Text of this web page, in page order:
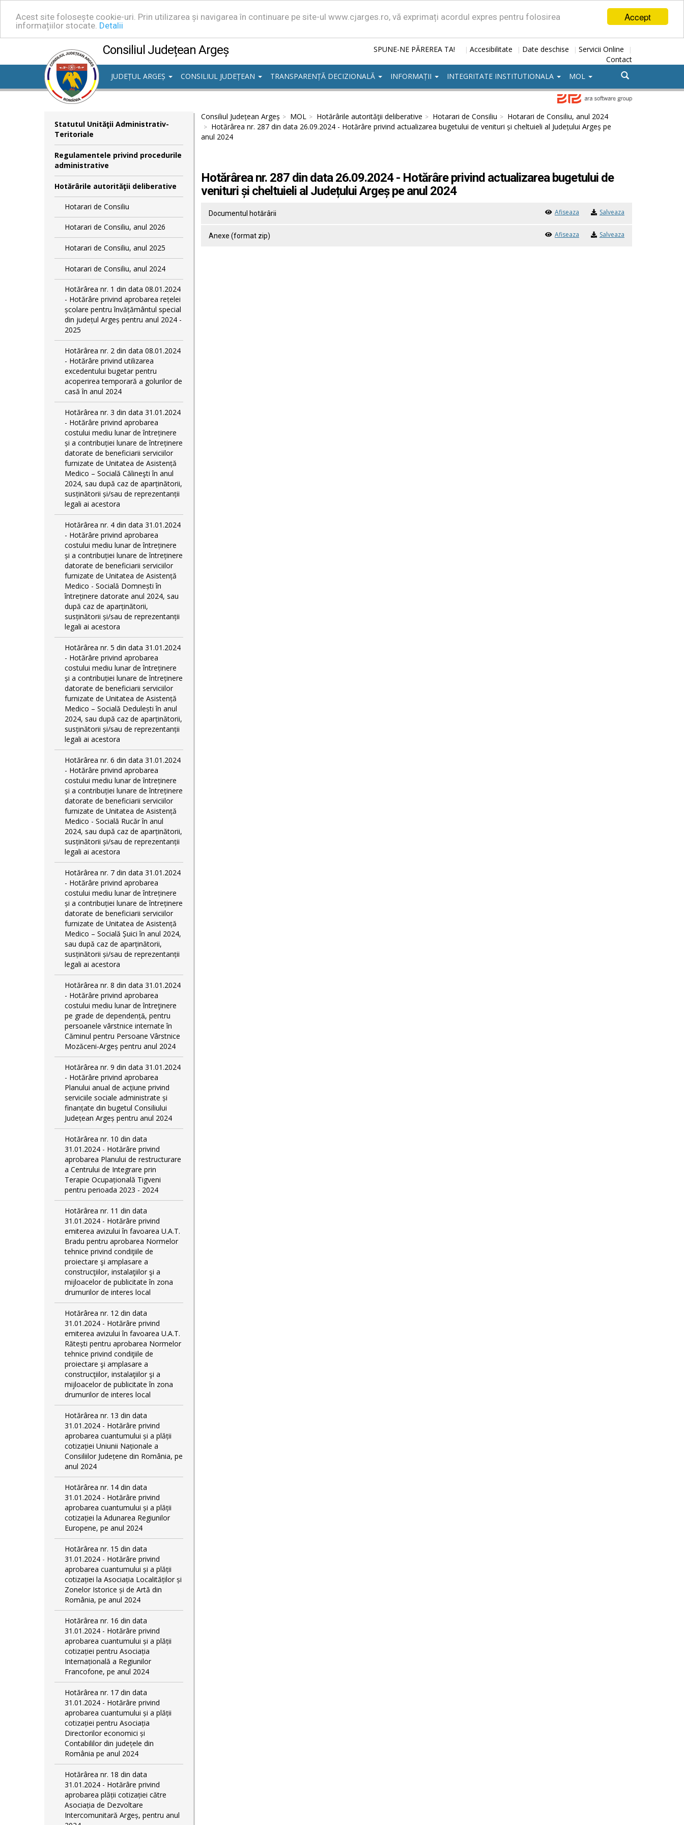
Accept
Acest site folosește cookie-uri. Prin utilizarea și navigarea în continuare pe site-ul www.cjarges.ro, vă exprimați acordul expres pentru folosirea
informațiilor stocate. Detalii
Consiliul Județean Argeș SPUNE-NE PĂREREA TA! | Accesibilitate | Date deschise | Servicii Online |
Contact
JUDEȚUL ARGEȘ
CONSILIUL JUDEȚEAN TRANSPARENȚĂ DECIZIONALĂ INFORMAȚII INTEGRITATE INSTITUTIONALA MOL
Statutul Unităţii Administrativ-
Teritoriale
Regulamentele privind procedurile
administrative
Hotărârile autorităţii deliberative
Hotarari de Consiliu
Hotarari de Consiliu, anul 2026
Hotarari de Consiliu, anul 2025
Hotarari de Consiliu, anul 2024
Hotărârea nr. 1 din data 08.01.2024
- Hotărâre privind aprobarea rețelei
școlare pentru învățământul special
din județul Argeș pentru anul 2024 -
2025
Hotărârea nr. 2 din data 08.01.2024
- Hotărâre privind utilizarea
excedentului bugetar pentru
acoperirea temporară a golurilor de
casă în anul 2024
Hotărârea nr. 3 din data 31.01.2024
- Hotărâre privind aprobarea
costului mediu lunar de întreținere
și a contribuției lunare de întreținere
datorate de beneficiarii serviciilor
furnizate de Unitatea de Asistență
Medico – Socială Călineşti în anul
2024, sau după caz de aparținătorii,
susținătorii și/sau de reprezentanții
legali ai acestora
Hotărârea nr. 4 din data 31.01.2024
- Hotărâre privind aprobarea
costului mediu lunar de întreținere
și a contribuției lunare de întreținere
datorate de beneficiarii serviciilor
furnizate de Unitatea de Asistență
Medico - Socială Domnești în
întreținere datorate anul 2024, sau
după caz de aparținătorii,
susținătorii și/sau de reprezentanții
legali ai acestora
Hotărârea nr. 5 din data 31.01.2024
- Hotărâre privind aprobarea
costului mediu lunar de întreținere
și a contribuției lunare de întreținere
datorate de beneficiarii serviciilor
furnizate de Unitatea de Asistență
Medico – Socială Dedulești în anul
2024, sau după caz de aparținătorii,
susținătorii și/sau de reprezentanții
legali ai acestora
Hotărârea nr. 6 din data 31.01.2024
- Hotărâre privind aprobarea
costului mediu lunar de întreținere
și a contribuției lunare de întreținere
datorate de beneficiarii serviciilor
furnizate de Unitatea de Asistență
Medico - Socială Rucăr în anul
2024, sau după caz de aparținătorii,
susținătorii și/sau de reprezentanții
legali ai acestora
Hotărârea nr. 7 din data 31.01.2024
- Hotărâre privind aprobarea
costului mediu lunar de întreținere
și a contribuției lunare de întreținere
datorate de beneficiarii serviciilor
furnizate de Unitatea de Asistență
Medico – Socială Șuici în anul 2024,
sau după caz de aparținătorii,
susținătorii și/sau de reprezentanții
legali ai acestora
Hotărârea nr. 8 din data 31.01.2024
- Hotărâre privind aprobarea
costului mediu lunar de întreţinere
pe grade de dependențǎ, pentru
persoanele vârstnice internate în
Căminul pentru Persoane Vârstnice
Mozăceni-Argeș pentru anul 2024
Hotărârea nr. 9 din data 31.01.2024
- Hotărâre privind aprobarea
Planului anual de acțiune privind
serviciile sociale administrate și
finanțate din bugetul Consiliului
Județean Argeș pentru anul 2024
Hotărârea nr. 10 din data
31.01.2024 - Hotărâre privind
aprobarea Planului de restructurare
a Centrului de Integrare prin
Terapie Ocupațională Tigveni
pentru perioada 2023 - 2024
Hotărârea nr. 11 din data
31.01.2024 - Hotărâre privind
emiterea avizului în favoarea U.A.T.
Bradu pentru aprobarea Normelor
tehnice privind condiţiile de
proiectare şi amplasare a
construcţiilor, instalaţiilor şi a
mijloacelor de publicitate în zona
drumurilor de interes local
Hotărârea nr. 12 din data
31.01.2024 - Hotărâre privind
emiterea avizului în favoarea U.A.T.
Rătești pentru aprobarea Normelor
tehnice privind condiţiile de
proiectare şi amplasare a
construcţiilor, instalaţiilor şi a
mijloacelor de publicitate în zona
drumurilor de interes local
Hotărârea nr. 13 din data
31.01.2024 - Hotărâre privind
aprobarea cuantumului și a plății
cotizației Uniunii Naționale a
Consiliilor Județene din România, pe
anul 2024
Hotărârea nr. 14 din data
31.01.2024 - Hotărâre privind
aprobarea cuantumului și a plății
cotizației la Adunarea Regiunilor
Europene, pe anul 2024
Hotărârea nr. 15 din data
31.01.2024 - Hotărâre privind
aprobarea cuantumului și a plății
cotizației la Asociația Localităților și
Zonelor Istorice și de Artă din
România, pe anul 2024
Hotărârea nr. 16 din data
31.01.2024 - Hotărâre privind
aprobarea cuantumului și a plății
cotizației pentru Asociația
Internațională a Regiunilor
Francofone, pe anul 2024
Hotărârea nr. 17 din data
31.01.2024 - Hotărâre privind
aprobarea cuantumului și a plății
cotizației pentru Asociația
Directorilor economici și
Contabililor din județele din
România pe anul 2024
Hotărârea nr. 18 din data
31.01.2024 - Hotărâre privind
aprobarea plății cotizației către
Asociația de Dezvoltare
Intercomunitară Argeș, pentru anul
Consiliul Județean Argeș MOL Hotărârile autorităţii deliberative Hotarari de Consiliu
Hotarari de Consiliu, anul 2024
Hotărârea nr. 287 din data 26.09.2024 - Hotărâre privind actualizarea bugetului de venituri și cheltuieli al Județului Argeș pe
anul 2024
Hotărârea nr. 287 din data 26.09.2024 - Hotărâre privind actualizarea bugetului de
venituri și cheltuieli al Județului Argeș pe anul 2024
Documentul hotărârii Afiseaza Salveaza
Anexe (format zip) Afiseaza Salveaza